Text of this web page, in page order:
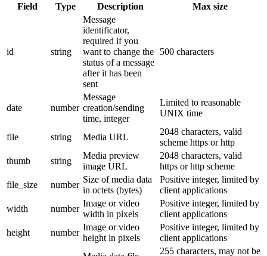
Field Type Description Max size
id string
Message
identificator,
required if you
want to change the
status of a message
after it has been
sent
500 characters
date number
Message
creation/sending
time, integer
Limited to reasonable
UNIX time
file string Media URL
2048 characters, valid
scheme https or http
thumb
string
Media preview
image URL
2048 characters, valid
https or http scheme
file_size
number
Size of media data
in octets (bytes)
Positive integer, limited by
client applications
width
number
Image or video
width in pixels
Positive integer, limited by
client applications
height
number
Image or video
height in pixels
Positive integer, limited by
client applications
255 characters, may not be